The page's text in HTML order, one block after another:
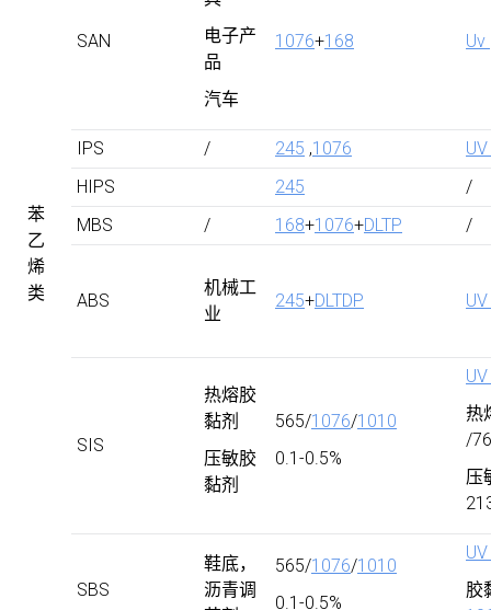
苯
乙
烯
类
SAN
电子产
品
汽车
1076+168 Uv
IPS / 245 ,1076
HIPS
245
/
MBS
/ 168+1076+DLTP /
ABS
机械工
业
245+DLTDP
SIS
热熔胶
黏剂
压敏胶
黏剂
565/1076/1010
0.1-0.5%
热
/
压
SBS
鞋底，
沥青调
565/1076/1010
0.1-0.5%
胶